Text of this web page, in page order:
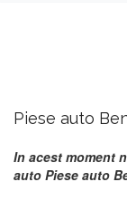
Piese auto
In acest moment
auto Piese auto